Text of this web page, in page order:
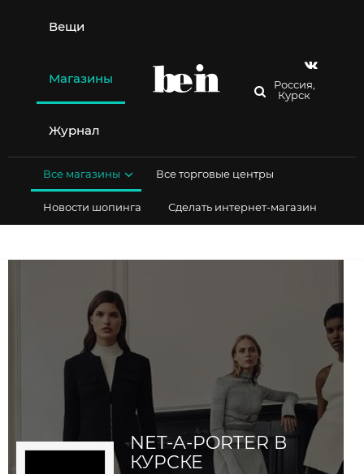
содержимому
Вещи
Магазины
Журнал
Россия,
Курск
Все магазины Все торговые центры
Новости шопинга Сделать интернет-магазин
NET-A-PORTER В
КУРСКЕ